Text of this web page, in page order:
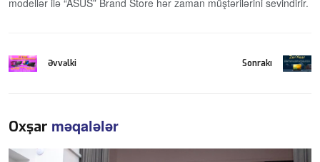
Əvvəlki Sonrakı
Oxşar məqalələr